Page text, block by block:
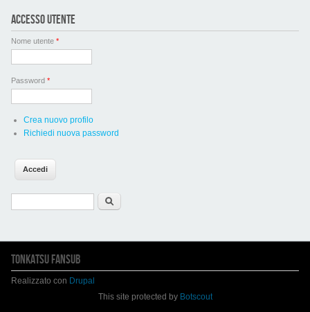
ACCESSO UTENTE
Nome utente *
Password *
Crea nuovo profilo
Richiedi nuova password
TONKATSU FANSUB
Realizzato con Drupal
This site protected by Botscout